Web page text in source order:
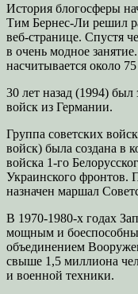
История блогосферы
Тим Бернес-Ли решил
веб-странице. Спустя
в очень модное
насчитывается около
30 лет назад (1994)
войск из Германии.
Группа советских
войск) была создана в
войска 1-го
Украинского
назначен маршал
В 1970-1980-х годах
мощным и
объединением
свыше 1,5 миллиона
и военной техники.